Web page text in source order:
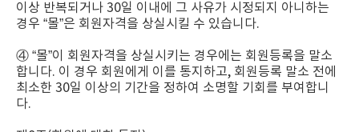
이상 반복되거나 30일 이내에 그 사유가 시정되지 아니하는
경우 “몰”은 회원자격을 상실시킬 수 있습니다.
④ “몰”이 회원자격을 상실시키는 경우에는 회원등록을 말소
합니다. 이 경우 회원에게 이를 통지하고, 회원등록 말소 전에
최소한 30일 이상의 기간을 정하여 소명할 기회를 부여합니
다.